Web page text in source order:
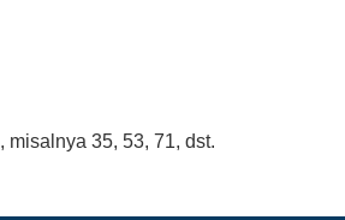
35, 53, 71, dst.